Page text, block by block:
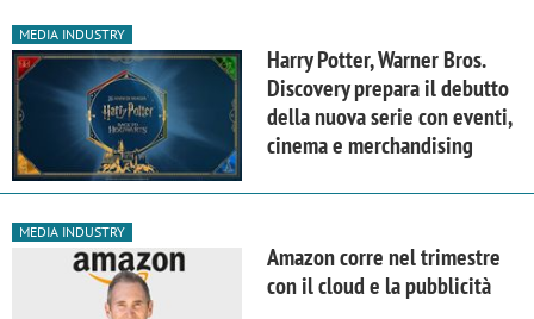
MEDIA INDUSTRY
Harry Potter, Warner Bros.
Discovery prepara il debutto
della nuova serie con eventi,
cinema e merchandising
MEDIA INDUSTRY
Amazon corre nel trimestre
con il cloud e la pubblicità